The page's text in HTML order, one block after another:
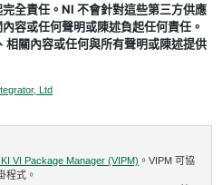
全責任。NI 不會針對這些第三方供應
容或任何聲明或陳述負起任何責任。
關內容或任何與所有聲明或陳述提供
Ltd
VI Package Manager (VIPM) 。VIPM 可協
程式。